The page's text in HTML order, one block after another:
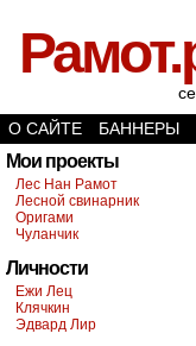
О САЙТЕ
БАННЕРЫ
Мои проекты
Лес Нан Рамот
Лесной свинарник
Оригами
Чуланчик
Личности
Ежи Лец
Клячкин
Эдвард Лир